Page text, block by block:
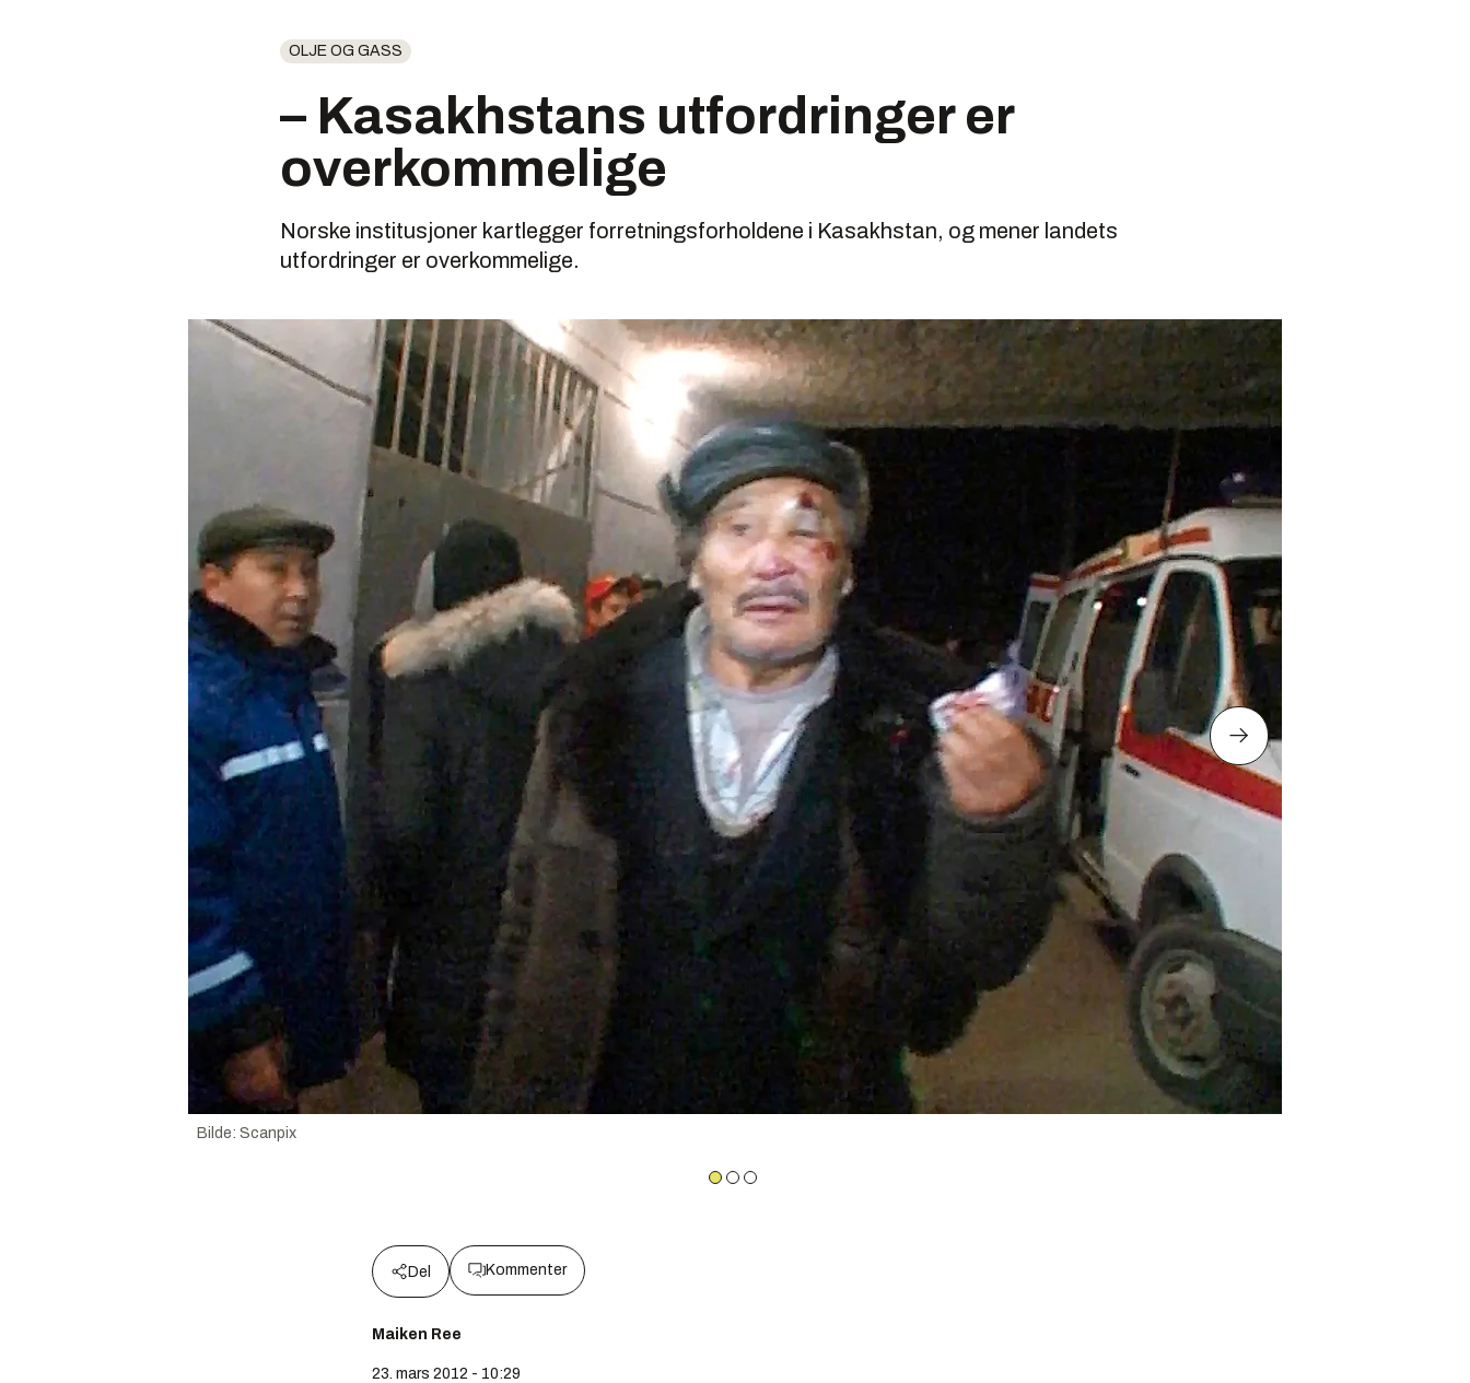
OLJE OG GASS
– Kasakhstans utfordringer er
overkommelige
Norske institusjoner kartlegger forretningsforholdene i Kasakhstan, og mener landets
utfordringer er overkommelige.
Bilde: Scanpix
Del Kommenter
Maiken Ree
23. mars 2012 - 10:29